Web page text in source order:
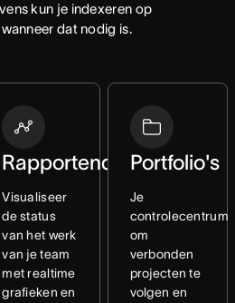
kun je indexeren op
dat nodig is.
Rapportendashboards
Visualiseer
de status
van het werk
van je team
met realtime
grafieken en
Portfolio's
Je
controlecentrum
om
verbonden
projecten te
volgen en